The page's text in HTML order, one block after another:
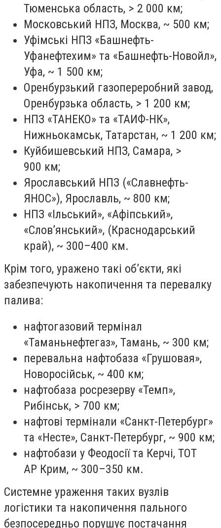
Тюменська область, > 2 000 км;
Московський НПЗ, Москва, ~ 500 км;
Уфімські НПЗ «Башнефть-
Уфанефтехим» та «Башнефть-Новойл»,
Уфа, ~ 1 500 км;
Оренбурзький газопереробний завод,
Оренбурзька область, > 1 200 км;
НПЗ «ТАНЕКО» та «ТАИФ-НК»,
Нижньокамськ, Татарстан, ~ 1 200 км;
Куйбишевський НПЗ, Самара, >
900 км;
Ярославський НПЗ («Славнефть-
ЯНОС»), Ярославль, ~ 800 км;
НПЗ «Ільський», «Афіпський»,
«Словʼянський», (Краснодарський
край), ~ 300–400 км.
Крім того, уражено такі обʼєкти, які
забезпечують накопичення та перевалку
палива:
нафтогазовий термінал
«Таманьнефтегаз», Тамань, ~ 300 км;
перевальна нафтобаза «Грушовая»,
Новоросійськ, ~ 400 км;
нафтобаза росрезерву «Темп»,
Рибінськ, > 700 км;
нафтові термінали «Санкт-Петербург»
та «Несте», Санкт-Петербург, ~ 900 км;
нафтобази у Феодосії та Керчі, ТОТ
АР Крим, ~ 300–350 км.
Системне ураження таких вузлів
логістики та накопичення пального
безпосередньо порушує постачання